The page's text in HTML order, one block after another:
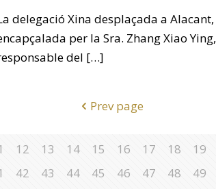
delegació Xina desplaçada a Alacant,
per la Sra. Zhang Xiao Ying,
del […]
Prev page
12 13 14 15 16 17 18 19
42 43 44 45 46 47 48 49